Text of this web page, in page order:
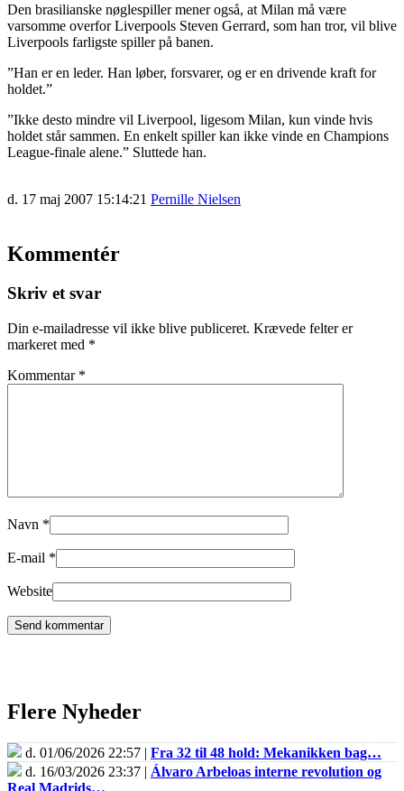
Den brasilianske nøglespiller mener også, at Milan må være
varsomme overfor Liverpools Steven Gerrard, som han tror, vil blive
Liverpools farligste spiller på banen.
”Han er en leder. Han løber, forsvarer, og er en drivende kraft for
holdet.”
”Ikke desto mindre vil Liverpool, ligesom Milan, kun vinde hvis
holdet står sammen. En enkelt spiller kan ikke vinde en Champions
League-finale alene.” Sluttede han.
d. 17 maj 2007 15:14:21 Pernille Nielsen
Kommentér
Skriv et svar
Din e-mailadresse vil ikke blive publiceret. Krævede felter er
markeret med *
Kommentar *
Navn *
E-mail *
Website
Flere Nyheder
d. 01/06/2026 22:57 | Fra 32 til 48 hold: Mekanikken bag…
d. 16/03/2026 23:37 | Álvaro Arbeloas interne revolution og
Real Madrids…